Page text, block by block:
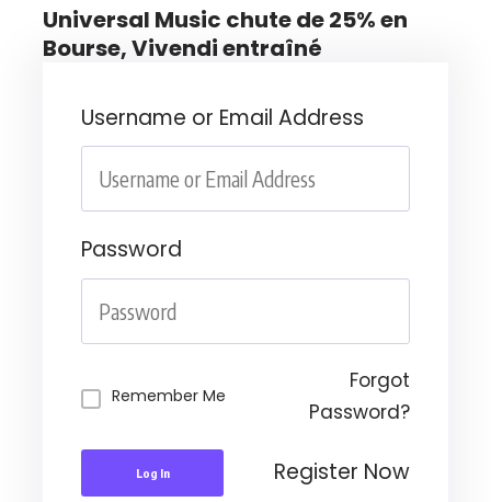
Universal Music chute de 25% en
Bourse, Vivendi entraîné
Username or Email Address
Password
Remember Me
Forgot
Password?
Log In Register Now